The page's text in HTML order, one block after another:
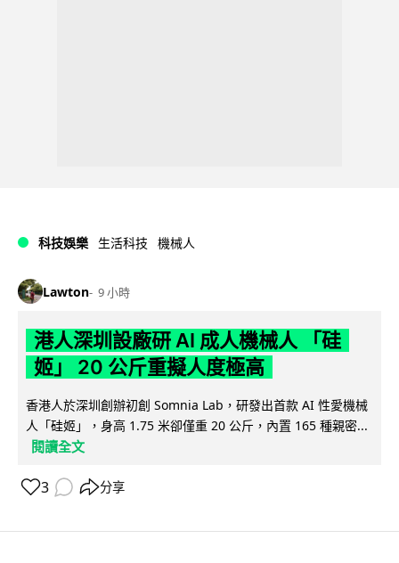
科技娛樂 生活科技 機械人
Lawton 9 小時
港人深圳設廠研 AI 成人機械人 「硅
姬」 20 公斤重擬人度極高
香港人於深圳創辦初創 Somnia Lab，研發出首款 AI 性愛機械
人「硅姬」，身高 1.75 米卻僅重 20 公斤，內置 165 種親密...
閱讀全文
3 分享